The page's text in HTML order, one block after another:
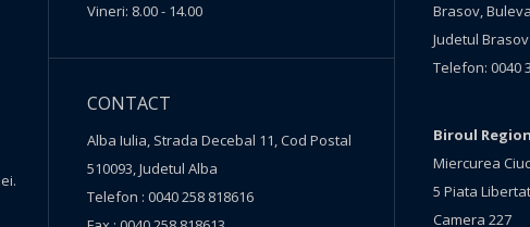
Vineri: 8.00 - 14.00
CONTACT
Alba Iulia, Strada Decebal 11, Cod Postal
510093, Judetul Alba
Telefon : 0040 258 818616
Brasov,
Judetul Brasov
Telefon: 0040
Biroul
Miercurea
5 Piata
Camera 227